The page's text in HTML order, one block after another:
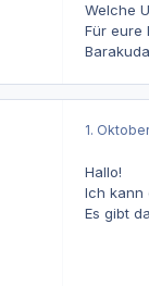
Welche
Für eure
Barakuda
1.
Hallo!
Ich kann
Es gibt